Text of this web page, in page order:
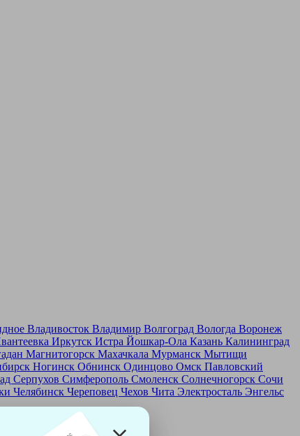
Владивосток Владимир Волгоград Вологда Воронеж
Иркутск Истра Йошкар-Ола Казань Калининград
Магнитогорск Махачкала Мурманск Мытищи
Ногинск Обнинск Одинцово Омск Павловский
Серпухов Симферополь Смоленск Солнечногорск Сочи
Челябинск Череповец Чехов Чита Электросталь Энгельс